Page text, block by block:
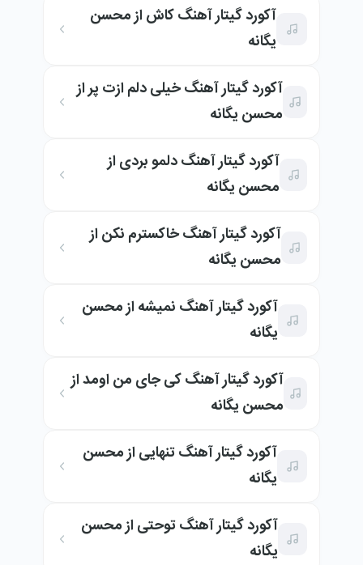
آکورد گیتار آهنگ کاش از محسن
یگانه
آکورد گیتار آهنگ خیلی دلم ازت پر از
محسن یگانه
آکورد گیتار آهنگ دلمو بردی از
محسن یگانه
آکورد گیتار آهنگ خاکسترم نکن از
محسن یگانه
آکورد گیتار آهنگ نمیشه از محسن
یگانه
آکورد گیتار آهنگ کی جای من اومد از
محسن یگانه
آکورد گیتار آهنگ تنهایی از محسن
یگانه
آکورد گیتار آهنگ توحتی از محسن
یگانه